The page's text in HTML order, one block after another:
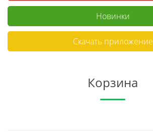
Новинки
Скачать приложение
Корзина